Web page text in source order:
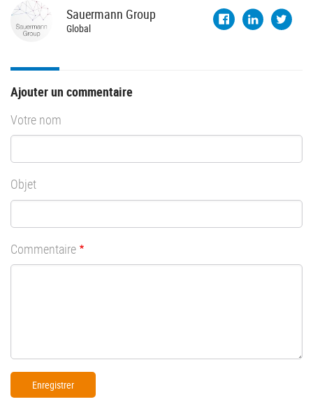
Sauermann Group
Global
Ajouter un commentaire
Votre nom
Objet
Commentaire